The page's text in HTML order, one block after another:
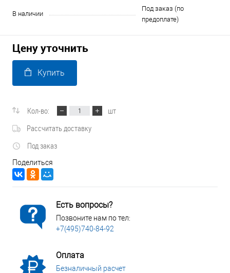
В наличии
Под заказ (по
предоплате)
Цену уточнить
Купить
Кол-во:
шт
Рассчитать доставку
Под заказ
Поделиться
Есть вопросы?
Позвоните нам по тел:
+7(495)740-84-92
Оплата
Безналичный расчет